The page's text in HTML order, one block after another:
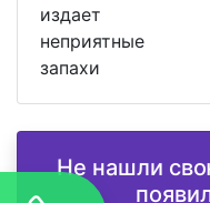
издает
неприятные
запахи
Не нашли